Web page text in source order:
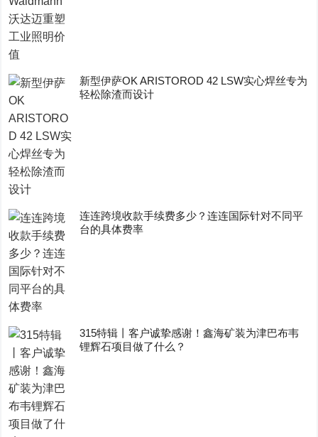
新型伊萨OK ARISTOROD 42 LSW实心焊丝专为
轻松除渣而设计
连连跨境收款手续费多少？连连国际针对不同平
台的具体费率
315特辑丨客户诚挚感谢！鑫海矿装为津巴布韦
锂辉石项目做了什么？